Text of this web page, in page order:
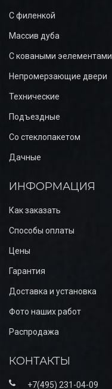
С филенкой
Массив дуба
С коваными эелементами
Непромерзающие двери
Технические
Подъездные
Со стеклопакетом
Дачные
ИНФОРМАЦИЯ
Как заказать
Способы оплаты
Цены
Гарантия
Доставка и установка
Фото наших работ
Распродажа
КОНТАКТЫ
+7(495) 231-04-09